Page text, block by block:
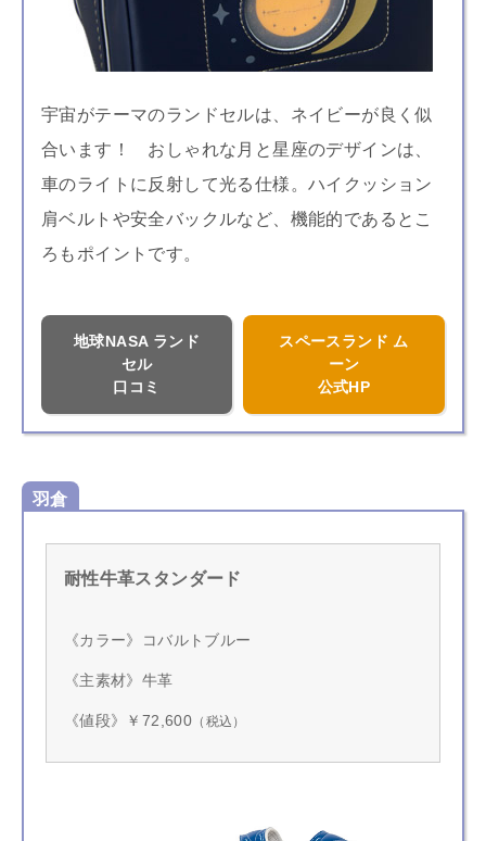
宇宙がテーマのランドセルは、ネイビーが良く似
合います！ おしゃれな月と星座のデザインは、
車のライトに反射して光る仕様。ハイクッション
肩ベルトや安全バックルなど、機能的であるとこ
ろもポイントです。
地球NASA ランド
セル
口コミ
スペースランド ム
ーン
公式HP
羽倉
耐性牛革スタンダード
《カラー》コバルトブルー
《主素材》牛革
《値段》￥72,600 （税込）